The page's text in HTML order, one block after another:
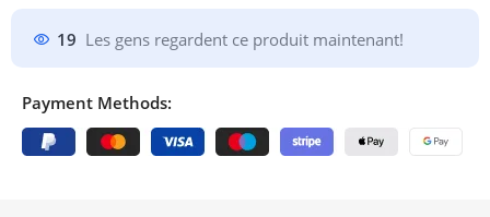
19 Les gens regardent ce produit maintenant!
Payment Methods: